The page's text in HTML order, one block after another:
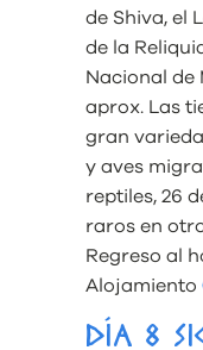
de Shiva, el
de la
Nacional de
aprox. Las
gran
y aves
reptiles, 26
raros en
Regreso al
Alojamiento
DÍA 8